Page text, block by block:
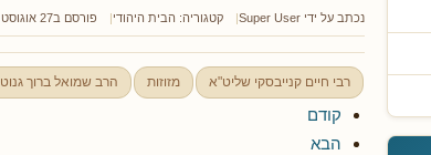
נכתב על ידי Super User קטגוריה: הבית היהודי פורסם ב27 אוגוסט 2020
רבי חיים קנייבסקי שליט"א מזוזות הרב שמואל ברוך גנוט
קודם
הבא